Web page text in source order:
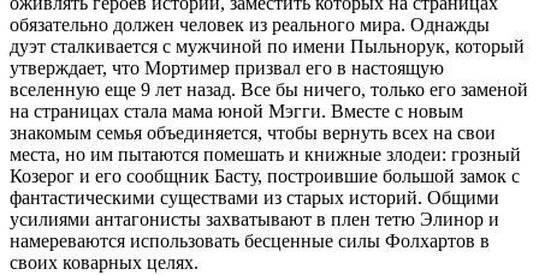
обязательно должен человек из реального мира. Однажды
дуэт сталкивается с мужчиной по имени Пыльнорук, который
утверждает, что Мортимер призвал его в настоящую
вселенную еще 9 лет назад. Все бы ничего, только его заменой
на страницах стала мама юной Мэгги. Вместе с новым
знакомым семья объединяется, чтобы вернуть всех на свои
места, но им пытаются помешать и книжные злодеи: грозный
Козерог и его сообщник Басту, построившие большой замок с
фантастическими существами из старых историй. Общими
усилиями антагонисты захватывают в плен тетю Элинор и
намереваются использовать бесценные силы Фолхартов в
своих коварных целях.